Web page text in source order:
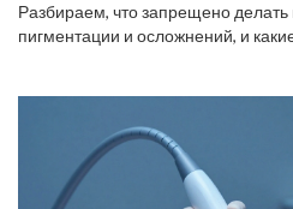
Разбираем, что запрещено делать
пигментации и осложнений, и